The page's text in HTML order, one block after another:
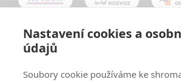
Nastavení cookies a
údajů
Soubory cookie používáme ke